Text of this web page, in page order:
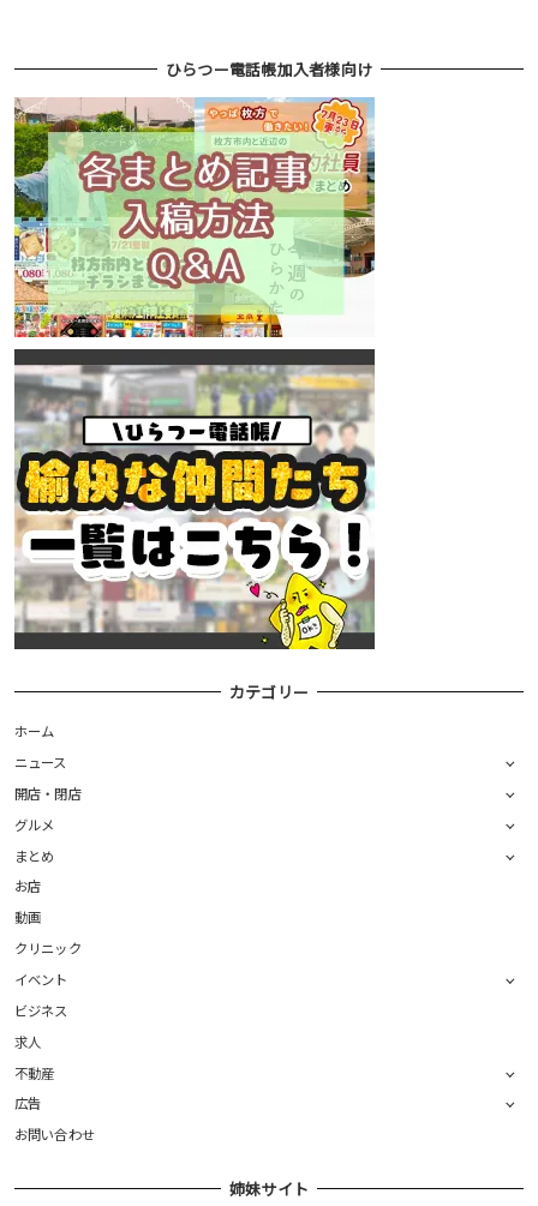
ひらつー電話帳加入者様向け
カテゴリー
ホーム
ニュース
開店・閉店
グルメ
まとめ
お店
動画
クリニック
イベント
ビジネス
求人
不動産
広告
お問い合わせ
姉妹サイト